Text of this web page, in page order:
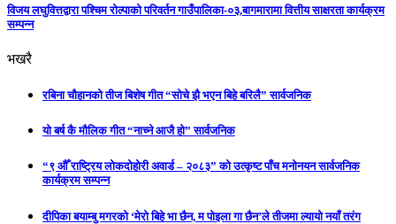
विजय लघुवित्तद्वारा पश्चिम रोल्पाको परिवर्तन गाउँपालिका-०३,बागमारामा वित्तीय साक्षरता कार्यक्रम
सम्पन्न
भखरै
रबिना चौहानको तीज बिशेष गीत “सोचे झै भएन बिहे बरिलै” सार्वजनिक
यो बर्ष कै मौलिक गीत “नाच्ने आजै हो” सार्वजनिक
“९ औँ राष्ट्रिय लोकदोहोरी अवार्ड – २०८३” को उत्कृष्ट पाँच मनोनयन सार्वजनिक
कार्यक्रम सम्पन्न
दीपिका बयाम्बु मगरको ‘मेरो बिहे भा छैन, म पोइला गा छैन’ले तीजमा ल्यायो नयाँ तरंग